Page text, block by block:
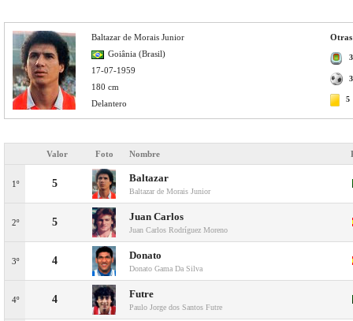
Otras
5
Baltazar de Morais Junior
Goiânia (Brasil)
17-07-1959
180 cm
Delantero
Valor Foto Nombre
1º 5 Baltazar
Baltazar de Morais Junior
2º 5 Juan Carlos
Juan Carlos Rodríguez Moreno
3º 4 Donato
Donato Gama Da Silva
4º 4 Futre
Paulo Jorge dos Santos Futre